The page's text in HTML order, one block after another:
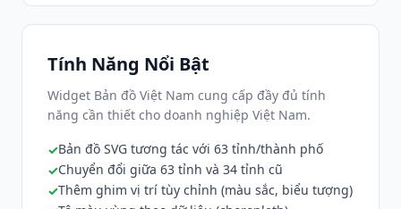
Tính Năng Nổi Bật
Widget Bản đồ Việt Nam cung cấp đầy đủ tính
năng cần thiết cho doanh nghiệp Việt Nam.
Bản đồ SVG tương tác với 63 tỉnh/thành phố
Chuyển đổi giữa 63 tỉnh và 34 tỉnh cũ
Thêm ghim vị trí tùy chỉnh (màu sắc, biểu tượng)